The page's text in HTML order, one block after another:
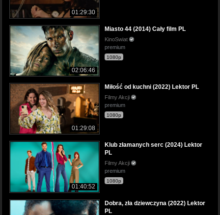
01:29:30
02:06:46
Miasto 44 (2014) Cały film PL
KinoSwiat
premium
1080p
01:29:08
Miłość od kuchni (2022) Lektor PL
Filmy Akcji
premium
1080p
01:40:52
Klub złamanych serc (2024) Lektor
PL
Filmy Akcji
premium
1080p
Dobra, zła dziewczyna (2022) Lektor
PL